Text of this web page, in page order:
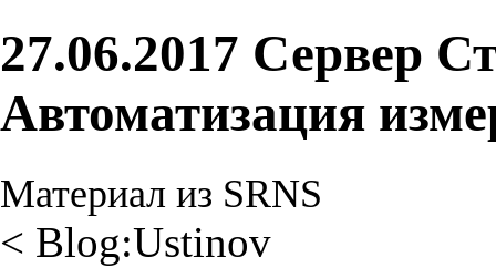
27.06.2017 Сервер
Автоматизация
Материал из SRNS
< Blog:Ustinov